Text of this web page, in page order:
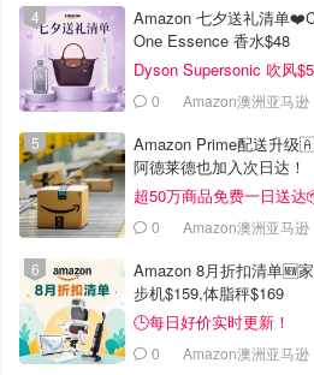
Amazon 七夕送礼清单
One Essence 香水$48
Dyson Supersonic 吹风
0 Amazon澳洲亚马逊
Amazon Prime配送升
阿德莱德也加入次日达！
超50万商品免费一日送达
0 Amazon澳洲亚马逊
Amazon 8月折扣清单🆕
步机$159,体脂秤$169
🕒每日好价实时更新！
0 Amazon澳洲亚马逊